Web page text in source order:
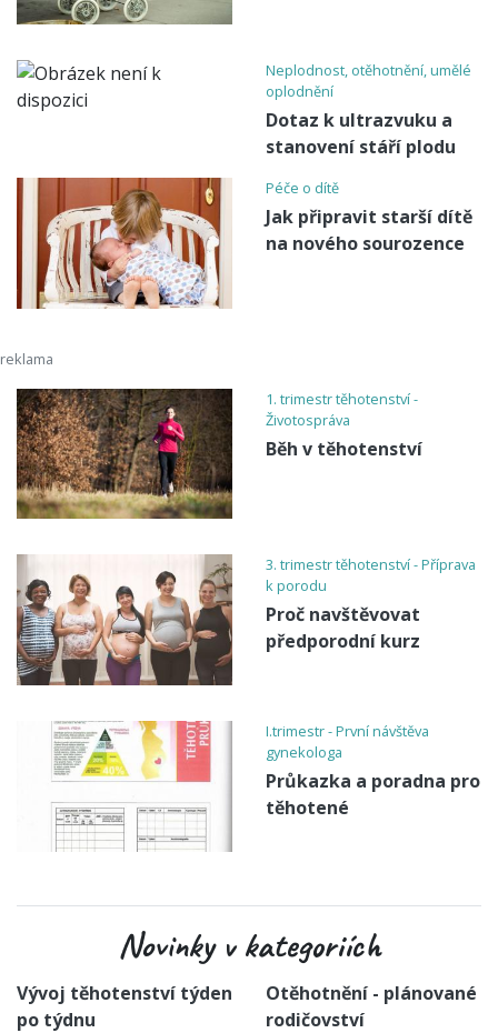
Neplodnost, otěhotnění, umělé
oplodnění
Dotaz k ultrazvuku a
stanovení stáří plodu
Péče o dítě
Jak připravit starší dítě
na nového sourozence
1. trimestr těhotenství -
Životospráva
Běh v těhotenství
3. trimestr těhotenství - Příprava
k porodu
Proč navštěvovat
předporodní kurz
I.trimestr - První návštěva
gynekologa
Průkazka a poradna pro
těhotené
Novinky v kategoriích
Vývoj těhotenství týden
po týdnu
Otěhotnění - plánované
rodičovství